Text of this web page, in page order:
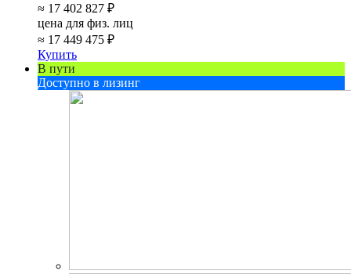
≈ 17 402 827 ₽
цена для физ. лиц
≈ 17 449 475 ₽
Купить
В пути
Доступно в лизинг